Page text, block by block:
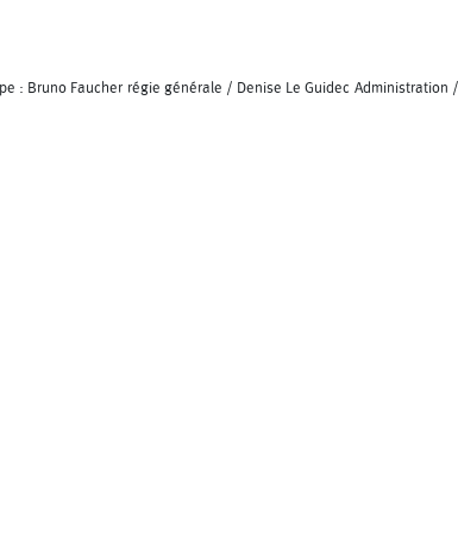
: Bruno Faucher régie générale / Denise Le Guidec